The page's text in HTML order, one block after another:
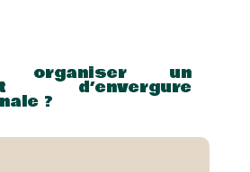
organiser un
d’envergure
?